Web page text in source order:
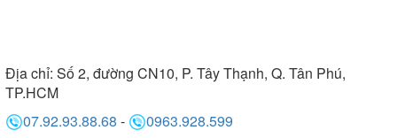
Địa chỉ: Số 2, đường CN10, P. Tây Thạnh, Q. Tân Phú,
TP.HCM
07.92.93.88.68 -
0963.928.599